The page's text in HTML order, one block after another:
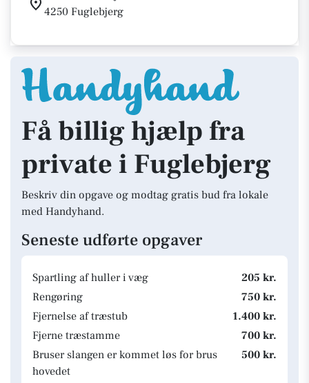
4250 Fuglebjerg
Få billig hjælp fra
private i Fuglebjerg
Beskriv din opgave og modtag gratis bud fra lokale
med Handyhand.
Seneste udførte opgaver
Spartling af huller i væg
205 kr.
Rengøring
750 kr.
Fjernelse af træstub
1.400 kr.
Fjerne træstamme
700 kr.
Bruser slangen er kommet løs for brus
hovedet
500 kr.